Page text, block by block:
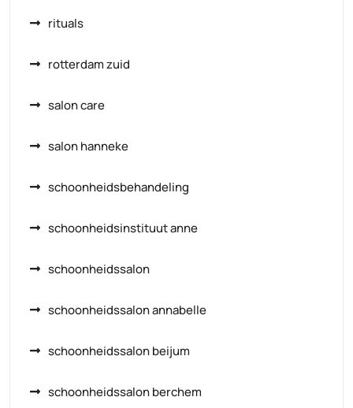
rituals
rotterdam zuid
salon care
salon hanneke
schoonheidsbehandeling
schoonheidsinstituut anne
schoonheidssalon
schoonheidssalon annabelle
schoonheidssalon beijum
schoonheidssalon berchem